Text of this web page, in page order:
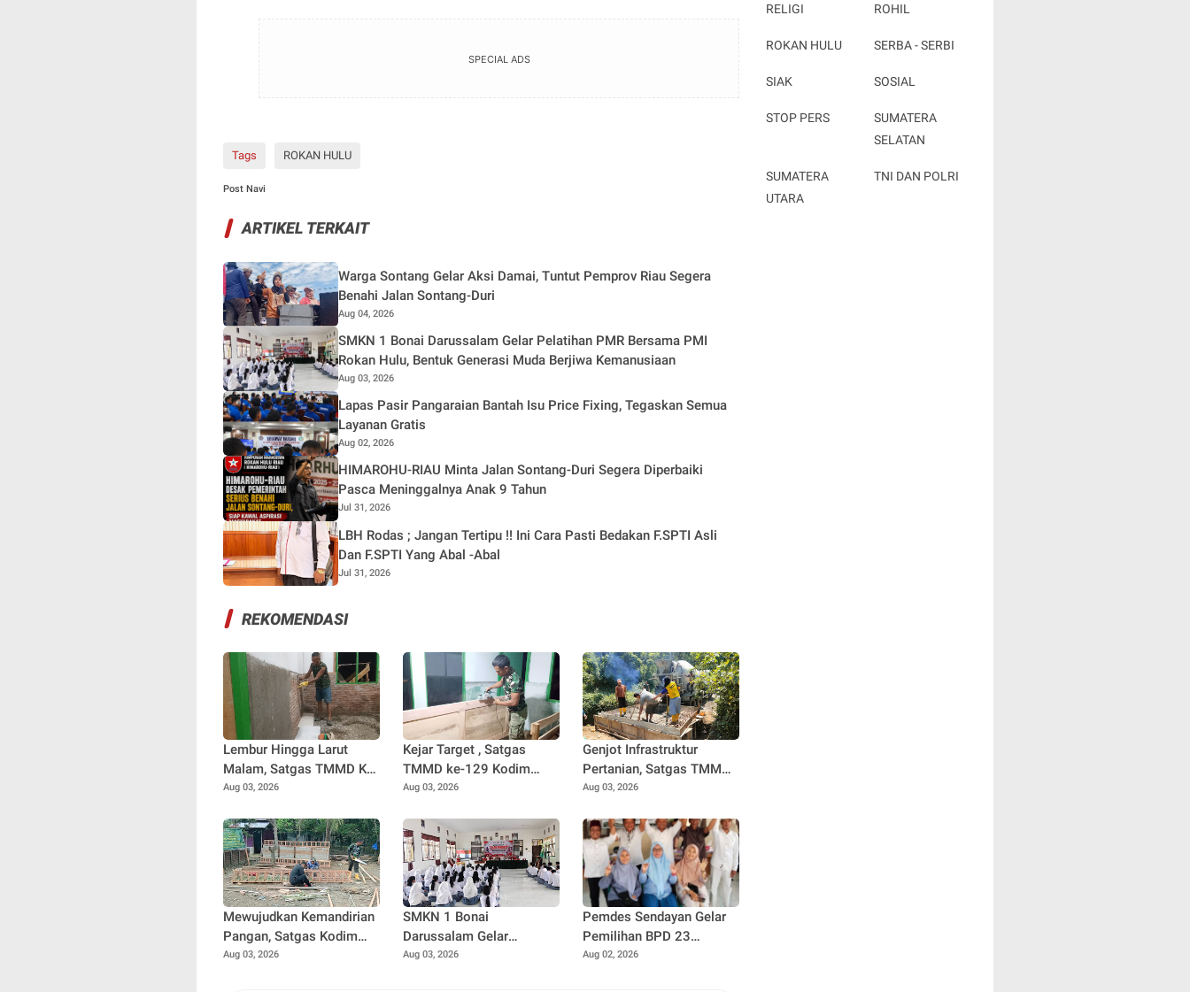
SPECIAL ADS
Tags ROKAN HULU
Post Navi
ARTIKEL TERKAIT
Warga Sontang Gelar Aksi Damai, Tuntut Pemprov Riau Segera
Benahi Jalan Sontang-Duri
Aug 04, 2026
SMKN 1 Bonai Darussalam Gelar Pelatihan PMR Bersama PMI
Rokan Hulu, Bentuk Generasi Muda Berjiwa Kemanusiaan
Aug 03, 2026
Lapas Pasir Pangaraian Bantah Isu Price Fixing, Tegaskan Semua
Layanan Gratis
Aug 02, 2026
HIMAROHU-RIAU Minta Jalan Sontang-Duri Segera Diperbaiki
Pasca Meninggalnya Anak 9 Tahun
Jul 31, 2026
LBH Rodas ; Jangan Tertipu !! Ini Cara Pasti Bedakan F.SPTI Asli
Dan F.SPTI Yang Abal -Abal
Jul 31, 2026
REKOMENDASI
Lembur Hingga Larut
Malam, Satgas TMMD Ke-
129 Kebut Penyelesaian
Aug 03, 2026
Kejar Target , Satgas
TMMD ke-129 Kodim
0102/Pidie Lembur
Hingga Malam Hari
Aug 03, 2026
Genjot Infrastruktur
Pertanian, Satgas TMMD
Ke-129 Kebut Pengecoran
Kelancaran Akses Petani
Aug 03, 2026
Mewujudkan Kemandirian
Pangan, Satgas Kodim
0102/Pidie Bangun
Aug 03, 2026
SMKN 1 Bonai
Darussalam Gelar
Pelatihan PMR Bersama
Aug 03, 2026
Pemdes Sendayan Gelar
Pemilihan BPD 23
Agustus Mendatang,
Aug 02, 2026
RELIGI ROHIL
ROKAN HULU SERBA - SERBI
SIAK SOSIAL
STOP PERS
SUMATERA
SELATAN
SUMATERA
UTARA
TNI DAN POLRI